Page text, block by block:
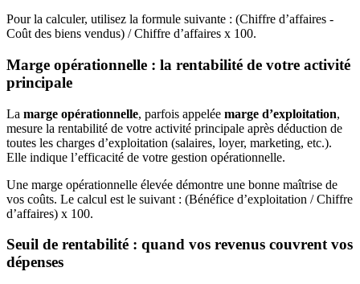
Pour la calculer, utilisez la formule suivante : (Chiffre d’affaires -
Coût des biens vendus) / Chiffre d’affaires x 100.
Marge opérationnelle : la rentabilité de votre activité
principale
La marge opérationnelle, parfois appelée marge d’exploitation,
mesure la rentabilité de votre activité principale après déduction de
toutes les charges d’exploitation (salaires, loyer, marketing, etc.).
Elle indique l’efficacité de votre gestion opérationnelle.
Une marge opérationnelle élevée démontre une bonne maîtrise de
vos coûts. Le calcul est le suivant : (Bénéfice d’exploitation / Chiffre
d’affaires) x 100.
Seuil de rentabilité : quand vos revenus couvrent vos
dépenses